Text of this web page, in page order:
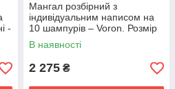
-
Мангал розбірний з
індивідуальним написом на
10 шампурів – Voron. Розмір
– 500х300х440 мм
В наявності
2 275 ₴